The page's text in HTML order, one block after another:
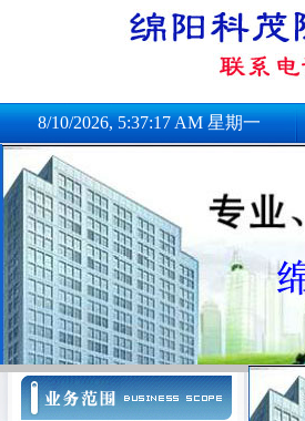
8/10/2026, 5:37:17 AM 星期一